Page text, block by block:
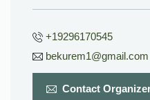
+19296170545
bekurem1@gmail.com
Contact